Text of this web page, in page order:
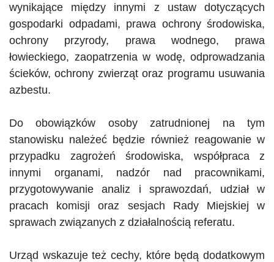
wynikające między innymi z ustaw dotyczących
gospodarki odpadami, prawa ochrony środowiska,
ochrony przyrody, prawa wodnego, prawa
łowieckiego, zaopatrzenia w wodę, odprowadzania
ścieków, ochrony zwierząt oraz programu usuwania
azbestu.
Do obowiązków osoby zatrudnionej na tym
stanowisku należeć będzie również reagowanie w
przypadku zagrożeń środowiska, współpraca z
innymi organami, nadzór nad pracownikami,
przygotowywanie analiz i sprawozdań, udział w
pracach komisji oraz sesjach Rady Miejskiej w
sprawach związanych z działalnością referatu.
Urząd wskazuje też cechy, które będą dodatkowym